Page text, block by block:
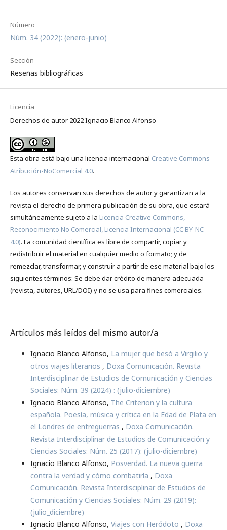
Número
Núm. 34 (2022): (enero-junio)
Sección
Reseñas bibliográficas
Licencia
Derechos de autor 2022 Ignacio Blanco Alfonso
Esta obra está bajo una licencia internacional Creative Commons
Atribución-NoComercial 4.0.
Los autores conservan sus derechos de autor y garantizan a la
revista el derecho de primera publicación de su obra, que estará
simultáneamente sujeto a la Licencia Creative Commons,
Reconocimiento No Comercial, Licencia Internacional (CC BY-NC
4.0). La comunidad científica es libre de compartir, copiar y
redistribuir el material en cualquier medio o formato; y de
remezclar, transformar, y construir a partir de ese material bajo los
siguientes términos: Se debe dar crédito de manera adecuada
(revista, autores, URL/DOI) y no se usa para fines comerciales.
Artículos más leídos del mismo autor/a
Ignacio Blanco Alfonso, La mujer que besó a Virgilio y
otros viajes literarios , Doxa Comunicación. Revista
Interdisciplinar de Estudios de Comunicación y Ciencias
Sociales: Núm. 39 (2024) : (julio-diciembre)
Ignacio Blanco Alfonso, The Criterion y la cultura
española. Poesía, música y crítica en la Edad de Plata en
el Londres de entreguerras , Doxa Comunicación.
Revista Interdisciplinar de Estudios de Comunicación y
Ciencias Sociales: Núm. 25 (2017): (julio-diciembre)
Ignacio Blanco Alfonso, Posverdad. La nueva guerra
contra la verdad y cómo combatirla , Doxa
Comunicación. Revista Interdisciplinar de Estudios de
Comunicación y Ciencias Sociales: Núm. 29 (2019):
(julio_diciembre)
Ignacio Blanco Alfonso, Viajes con Heródoto , Doxa